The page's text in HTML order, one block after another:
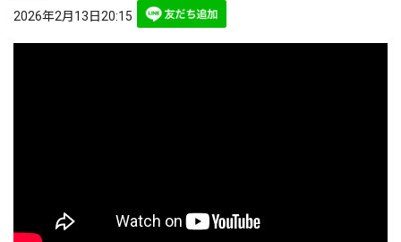
2026年2月13日20:15